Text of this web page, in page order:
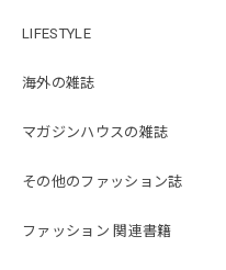
LIFESTYLE
海外の雑誌
マガジンハウスの雑誌
その他のファッション誌
ファッション 関連書籍